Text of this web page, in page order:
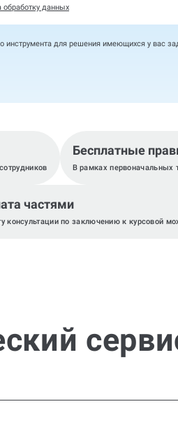
обработку данных
инструмента для решения имеющихся у вас
Бесплатные
В рамках первоначальных
частями
консультации по заключению к курсовой